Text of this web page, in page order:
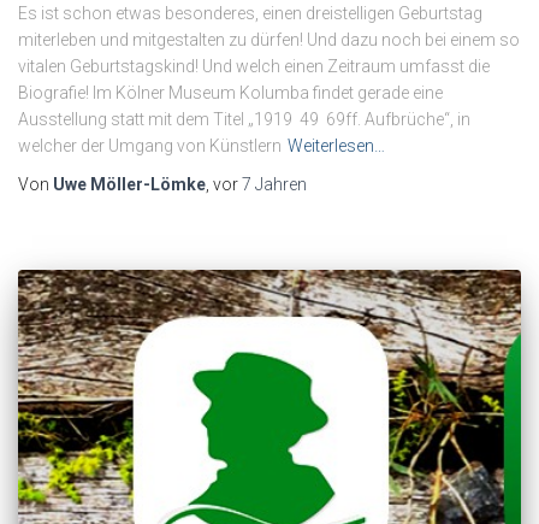
Es ist schon etwas besonderes, einen dreistelligen Geburtstag
miterleben und mitgestalten zu dürfen! Und dazu noch bei einem so
vitalen Geburtstagskind! Und welch einen Zeitraum umfasst die
Biografie! Im Kölner Museum Kolumba findet gerade eine
Ausstellung statt mit dem Titel „1919 49 69ff. Aufbrüche“, in
welcher der Umgang von Künstlern Weiterlesen…
Von Uwe Möller-Lömke , vor7 Jahren